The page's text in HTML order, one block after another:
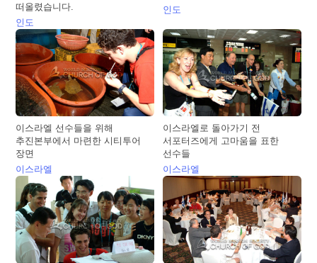
떠올렸습니다.
인도
인도
이스라엘 선수들을 위해
추진본부에서 마련한 시티투어
장면
이스라엘
이스라엘로 돌아가기 전
서포터즈에게 고마움을 표한
선수들
이스라엘